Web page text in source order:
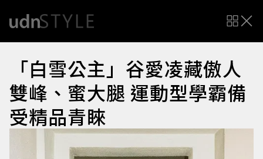
「白雪公主」谷愛凌藏傲人
雙峰、蜜大腿 運動型學霸備
受精品青睞